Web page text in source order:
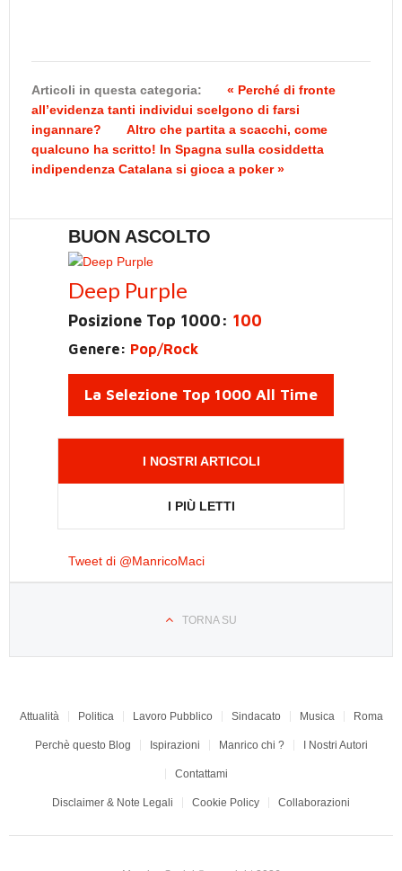
Articoli in questa categoria:
« Perché di fronte
all’evidenza tanti individui scelgono di farsi
ingannare?
Altro che partita a scacchi, come
qualcuno ha scritto! In Spagna sulla cosiddetta
indipendenza Catalana si gioca a poker »
BUON ASCOLTO
Deep Purple
Posizione Top 1000: 100
Genere: Pop/Rock
La Selezione Top 1000 All Time
I NOSTRI ARTICOLI
I PIÙ LETTI
Tweet di @ManricoMaci
TORNA SU
Attualità Politica Lavoro Pubblico Sindacato Musica Roma
Perchè questo Blog Ispirazioni Manrico chi ? I Nostri Autori
Contattami
Disclaimer & Note Legali Cookie Policy Collaborazioni